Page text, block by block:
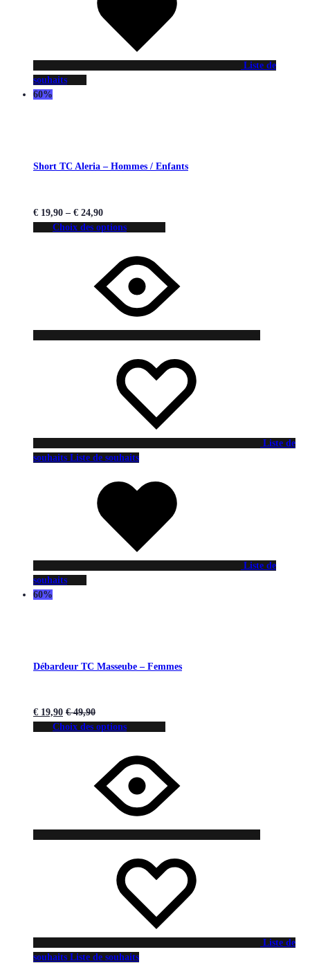
Liste de
souhaits
60%
Short TC Aleria – Hommes / Enfants
€ 19,90 – € 24,90
Choix des options
Liste de
souhaits Liste de souhaits
Liste de
souhaits
60%
Débardeur TC Masseube – Femmes
€ 19,90 €49,90
Choix des options
Liste de
souhaits Liste de souhaits